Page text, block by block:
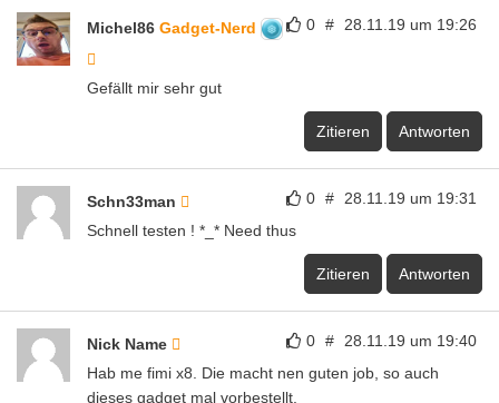
0 # 28.11.19 um 19:26
Michel86 Gadget-Nerd
Gefällt mir sehr gut
Zitieren Antworten
0 # 28.11.19 um 19:31
Schn33man
Schnell testen ! *_* Need thus
Zitieren Antworten
0 # 28.11.19 um 19:40
Nick Name
Hab me fimi x8. Die macht nen guten job, so auch
dieses gadget mal vorbestellt.